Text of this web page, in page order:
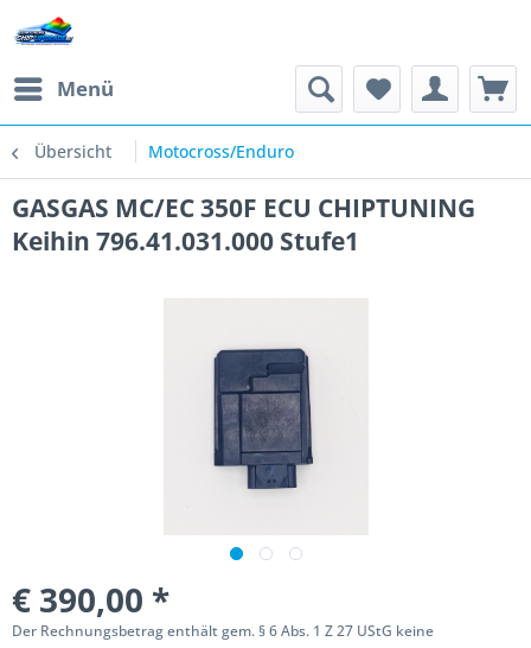
Menü
Übersicht Motocross/Enduro
GASGAS MC/EC 350F ECU CHIPTUNING
Keihin 796.41.031.000 Stufe1
€ 390,00 *
Der Rechnungsbetrag enthält gem. § 6 Abs. 1 Z 27 UStG keine